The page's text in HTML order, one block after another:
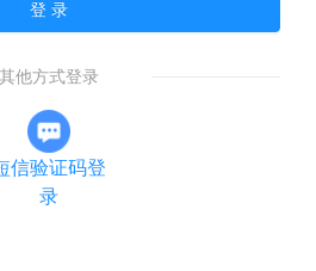
登 录
其他方式登录
信验证码登
录